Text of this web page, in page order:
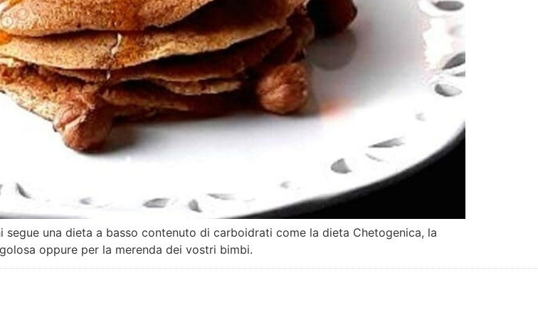
una dieta a basso contenuto di carboidrati come la dieta Chetogenica, la
oppure per la merenda dei vostri bimbi.